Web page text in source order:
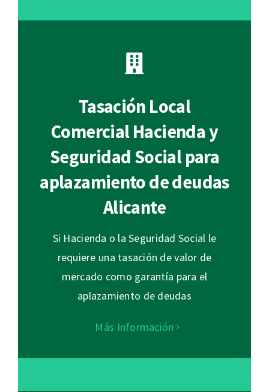
Tasación Local
Comercial Hacienda y
Seguridad Social para
aplazamiento de deudas
Alicante
Si Hacienda o la Seguridad Social le
requiere una tasación de valor de
mercado como garantía para el
aplazamiento de deudas
Más Información